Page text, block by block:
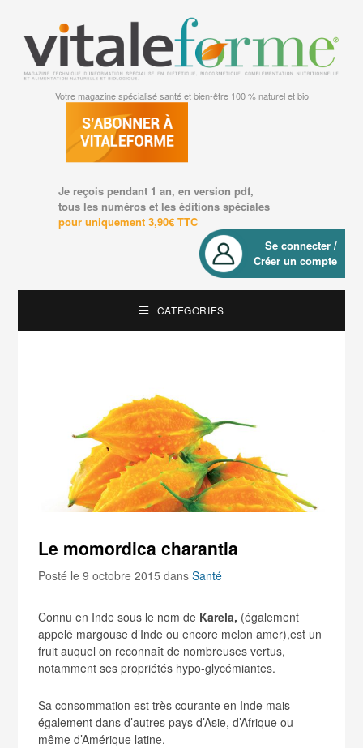
Votre magazine spécialisé santé et bien-être 100 % naturel et bio
Je reçois pendant 1 an, en version pdf,
tous les numéros et les éditions spéciales
pour uniquement 3,90€ TTC
Se connecter /
Créer un compte
CATÉGORIES
Le momordica charantia
Posté le 9 octobre 2015dansSanté
Connu en Inde sous le nom de Karela, (également
appelé margouse d’Inde ou encore melon amer),est un
fruit auquel on reconnaît de nombreuses vertus,
notamment ses propriétés hypo-glycémiantes.
Sa consommation est très courante en Inde mais
également dans d’autres pays d’Asie, d’Afrique ou
même d’Amérique latine.